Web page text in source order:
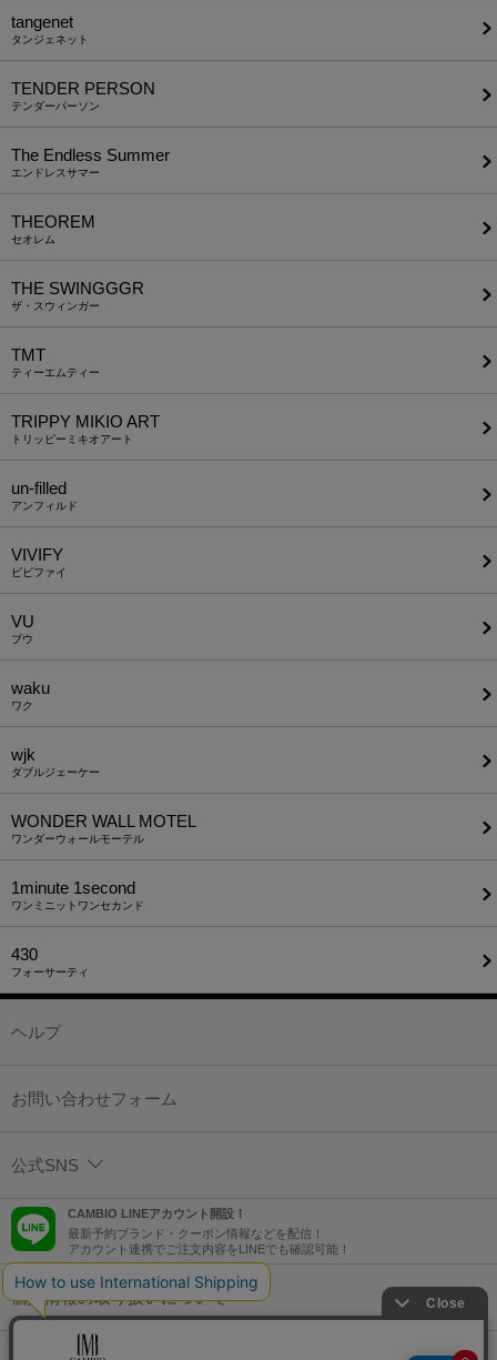
tangenet
タンジェネット
TENDER PERSON
テンダーパーソン
The Endless Summer
エンドレスサマー
THEOREM
セオレム
THE SWINGGGR
ザ・スウィンガー
TMT
ティーエムティー
TRIPPY MIKIO ART
トリッピーミキオアート
un-filled
アンフィルド
VIVIFY
ビビファイ
VU
ブウ
waku
ワク
wjk
ダブルジェーケー
WONDER WALL MOTEL
ワンダーウォールモーテル
1minute​ 1second
ワンミニットワンセカンド
430
フォーサーティ
ヘルプ
お問い合わせフォーム
公式SNS
CAMBIO LINEアカウント開設！
最新予約ブランド・クーポン情報などを配信！
アカウント連携でご注文内容をLINEでも確認可能！
個人情報の取り扱いについて